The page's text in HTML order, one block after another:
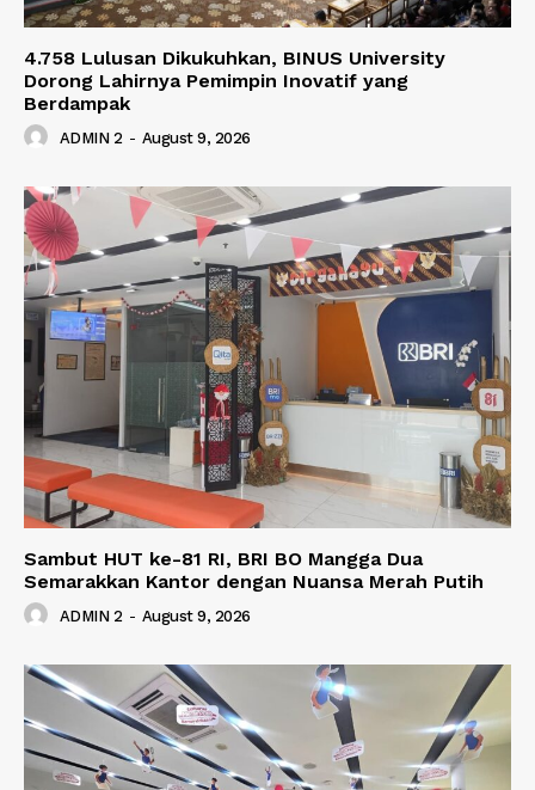
4.758 Lulusan Dikukuhkan, BINUS University
Dorong Lahirnya Pemimpin Inovatif yang
Berdampak
ADMIN 2 - August 9, 2026
Sambut HUT ke-81 RI, BRI BO Mangga Dua
Semarakkan Kantor dengan Nuansa Merah Putih
ADMIN 2 - August 9, 2026